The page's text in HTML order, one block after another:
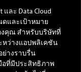
และ Data Cloud
และเป้าหมาย
งคุณ สำหรับบริษัทที่
หว่างแอปพลิเคชัน
ย่างราบรื่น
มือที่มีประสิทธิภาพ